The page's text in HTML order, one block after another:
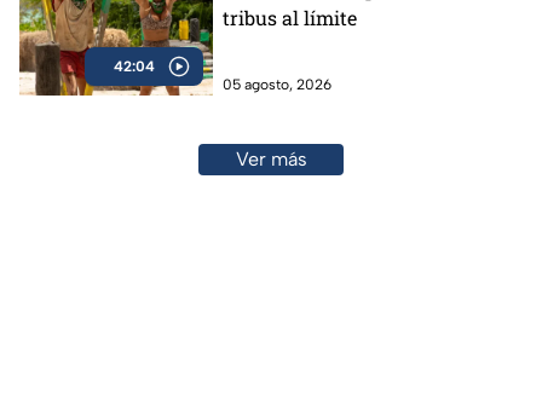
42:04
tribus al límite
05 agosto, 2026
Ver más